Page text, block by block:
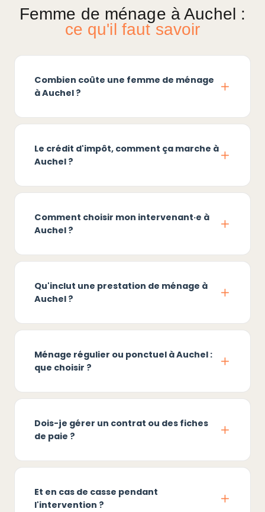
Femme de ménage à Auchel :
ce qu'il faut savoir
Combien coûte une femme de ménage
à Auchel ?
Le crédit d'impôt, comment ça marche à
Auchel ?
Comment choisir mon intervenant·e à
Auchel ?
Qu'inclut une prestation de ménage à
Auchel ?
Ménage régulier ou ponctuel à Auchel :
que choisir ?
Dois-je gérer un contrat ou des fiches
de paie ?
Et en cas de casse pendant
l'intervention ?